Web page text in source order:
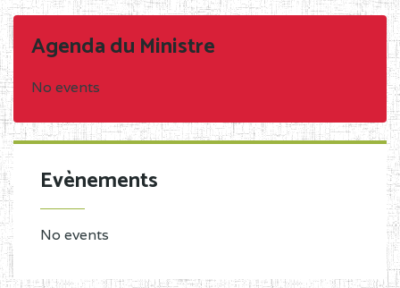
Agenda du Ministre
No events
Evènements
No events